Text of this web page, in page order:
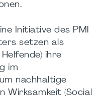
Initiative des PMI
setzen als
ihre
im
nachhaltige
Wirksamkeit (Social